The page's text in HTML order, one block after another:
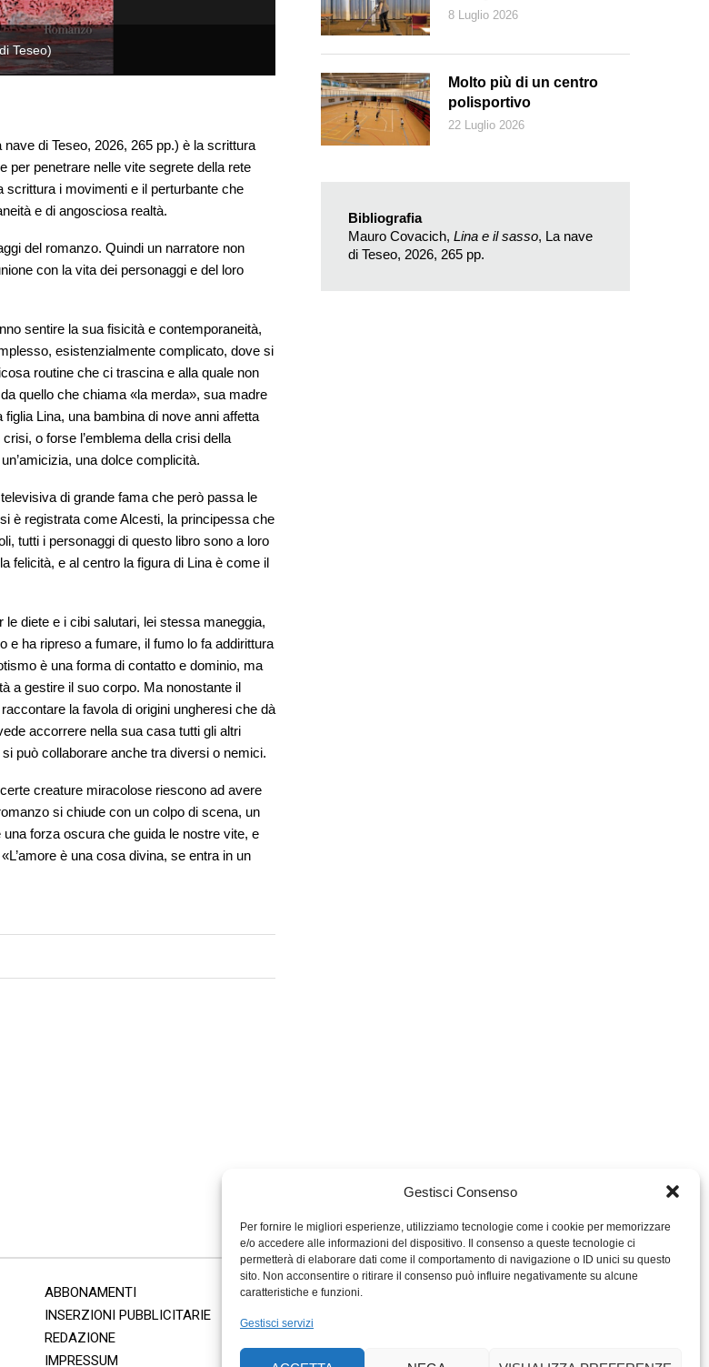
Gestisci Consenso
Per fornire le migliori esperienze, utilizziamo tecnologie come i cookie per memorizzare
e/o accedere alle informazioni del dispositivo. Il consenso a queste tecnologie ci
permetterà di elaborare dati come il comportamento di navigazione o ID unici su questo
sito. Non acconsentire o ritirare il consenso può influire negativamente su alcune
caratteristiche e funzioni.
Gestisci servizi
Teseo) Immagine di copertina dell’ultimo libro di Covacich, Lina e il sasso.(Nave
nave di Teseo, 2026, 265 pp.) è la scrittura
per penetrare nelle vite segrete della rete
scrittura i movimenti e il perturbante che
e di angosciosa realtà.
del romanzo. Quindi un narratore non
con la vita dei personaggi e del loro
sentire la sua fisicità e contemporaneità,
esistenzialmente complicato, dove si
routine che ci trascina e alla quale non
quello che chiama «la merda», sua madre
Lina, una bambina di nove anni affetta
o forse l’emblema della crisi della
una dolce complicità.
di grande fama che però passa le
è registrata come Alcesti, la principessa che
tutti i personaggi di questo libro sono a loro
felicità, e al centro la figura di Lina è come il
le diete e i cibi salutari, lei stessa maneggia,
e ha ripreso a fumare, il fumo lo fa addirittura
è una forma di contatto e dominio, ma
a gestire il suo corpo. Ma nonostante il
la favola di origini ungheresi che dà
accorrere nella sua casa tutti gli altri
può collaborare anche tra diversi o nemici.
creature miracolose riescono ad avere
si chiude con un colpo di scena, un
forza oscura che guida le nostre vite, e
è una cosa divina, se entra in un
8 Luglio 2026
Molto più di un centro
polisportivo
22 Luglio 2026
Bibliografia
Mauro Covacich, Lina e il sasso, La nave
di Teseo, 2026, 265 pp.
ABBONAMENTI
INSERZIONI PUBBLICITARIE
REDAZIONE
IMPRESSUM
MIGROS TICINO
PERCENTO CULTURALE